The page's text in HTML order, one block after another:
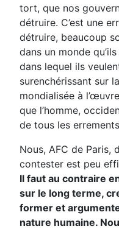
tort, que nos
détruire. C’est une
détruire, beaucoup
dans un monde
dans lequel ils
surenchérissant sur
mondialisée à
que l’homme,
de tous les
Nous, AFC de Paris,
contester est peu
Il faut au contraire
sur le long terme,
former et
nature humaine.